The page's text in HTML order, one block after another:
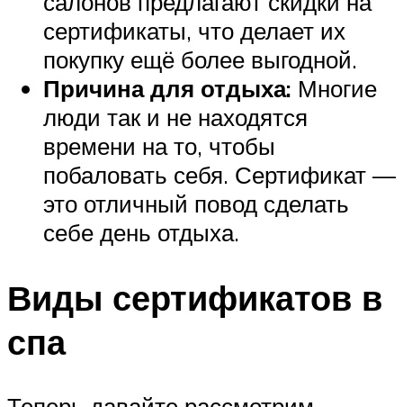
сертификаты, что делает их
покупку ещё более выгодной.
Причина для отдыха: Многие
люди так и не находятся
времени на то, чтобы
побаловать себя. Сертификат —
это отличный повод сделать
себе день отдыха.
Виды сертификатов в
спа